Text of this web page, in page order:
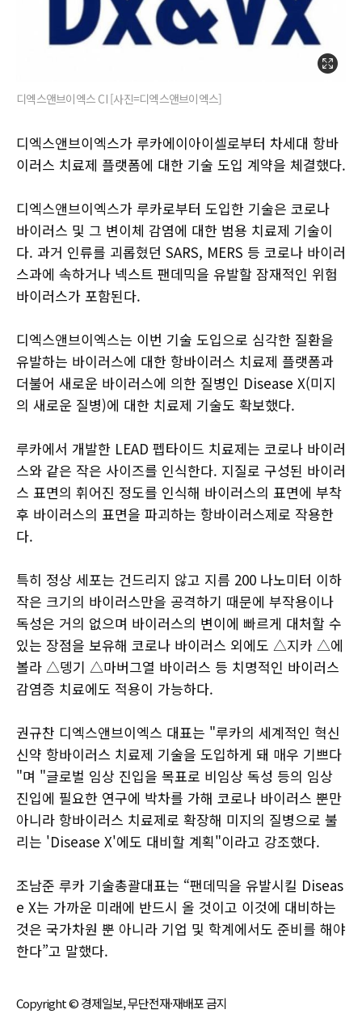
디엑스앤브이엑스 CI [사진=디엑스앤브이엑스]
디엑스앤브이엑스가 루카에이아이셀로부터 차세대 항바
이러스 치료제 플랫폼에 대한 기술 도입 계약을 체결했다.
디엑스앤브이엑스가 루카로부터 도입한 기술은 코로나
바이러스 및 그 변이체 감염에 대한 범용 치료제 기술이
다. 과거 인류를 괴롭혔던 SARS, MERS 등 코로나 바이러
스과에 속하거나 넥스트 팬데믹을 유발할 잠재적인 위험
바이러스가 포함된다.
디엑스앤브이엑스는 이번 기술 도입으로 심각한 질환을
유발하는 바이러스에 대한 항바이러스 치료제 플랫폼과
더불어 새로운 바이러스에 의한 질병인 Disease X(미지
의 새로운 질병)에 대한 치료제 기술도 확보했다.
루카에서 개발한 LEAD 펩타이드 치료제는 코로나 바이러
스와 같은 작은 사이즈를 인식한다. 지질로 구성된 바이러
스 표면의 휘어진 정도를 인식해 바이러스의 표면에 부착
후 바이러스의 표면을 파괴하는 항바이러스제로 작용한
다.
특히 정상 세포는 건드리지 않고 지름 200 나노미터 이하
작은 크기의 바이러스만을 공격하기 때문에 부작용이나
독성은 거의 없으며 바이러스의 변이에 빠르게 대처할 수
있는 장점을 보유해 코로나 바이러스 외에도 △지카 △에
볼라 △뎅기 △마버그열 바이러스 등 치명적인 바이러스
감염증 치료에도 적용이 가능하다.
권규찬 디엑스앤브이엑스 대표는 "루카의 세계적인 혁신
신약 항바이러스 치료제 기술을 도입하게 돼 매우 기쁘다
"며 "글로벌 임상 진입을 목표로 비임상 독성 등의 임상
진입에 필요한 연구에 박차를 가해 코로나 바이러스 뿐만
아니라 항바이러스 치료제로 확장해 미지의 질병으로 불
리는 'Disease X'에도 대비할 계획"이라고 강조했다.
조남준 루카 기술총괄대표는 “팬데믹을 유발시킬 Diseas
e X는 가까운 미래에 반드시 올 것이고 이것에 대비하는
것은 국가차원 뿐 아니라 기업 및 학계에서도 준비를 해야
한다”고 말했다.
Copyright © 경제일보, 무단전재·재배포 금지